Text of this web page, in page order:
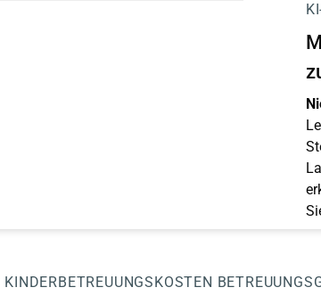
KINDERBETREUUNGSKOSTEN